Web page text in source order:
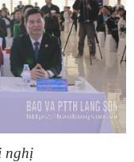
nghị